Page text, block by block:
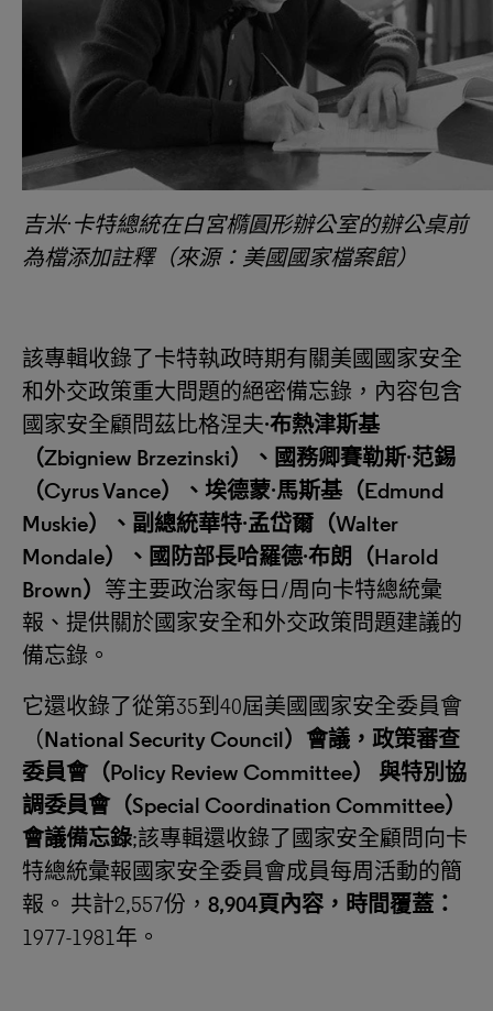
吉米·卡特總統在白宮橢圓形辦公室的辦公桌前
為檔添加註釋（來源：美國國家檔案館）
該專輯收錄了卡特執政時期有關美國國家安全
和外交政策重大問題的絕密備忘錄，內容包含
國家安全顧問茲比格涅夫·布熱津斯基
（Zbigniew Brzezinski）、國務卿賽勒斯·范錫
（Cyrus Vance）、埃德蒙·馬斯基（Edmund
Muskie）、副總統華特·孟岱爾（Walter
Mondale）、國防部長哈羅德·布朗（Harold
Brown） 等主要政治家每日/周向卡特總統彙
報、提供關於國家安全和外交政策問題建議的
備忘錄。
它還收錄了從第35到40屆美國國家安全委員會
（National Security Council）會議，政策審查
委員會（Policy Review Committee） 與特別協
調委員會（Special Coordination Committee）
會議備忘錄;該專輯還收錄了國家安全顧問向卡
特總統彙報國家安全委員會成員每周活動的簡
報。 共計2,557份， 8,904頁內容，時間覆蓋：
1977-1981年。